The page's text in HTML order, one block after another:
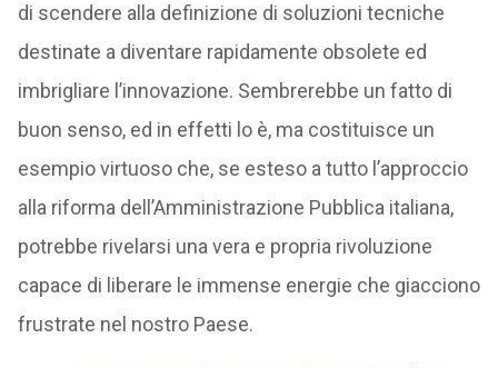
di scendere alla definizione di soluzioni tecniche
destinate a diventare rapidamente obsolete ed
imbrigliare l’innovazione. Sembrerebbe un fatto di
buon senso, ed in effetti lo è, ma costituisce un
esempio virtuoso che, se esteso a tutto l’approccio
alla riforma dell’Amministrazione Pubblica italiana,
potrebbe rivelarsi una vera e propria rivoluzione
capace di liberare le immense energie che giacciono
frustrate nel nostro Paese.